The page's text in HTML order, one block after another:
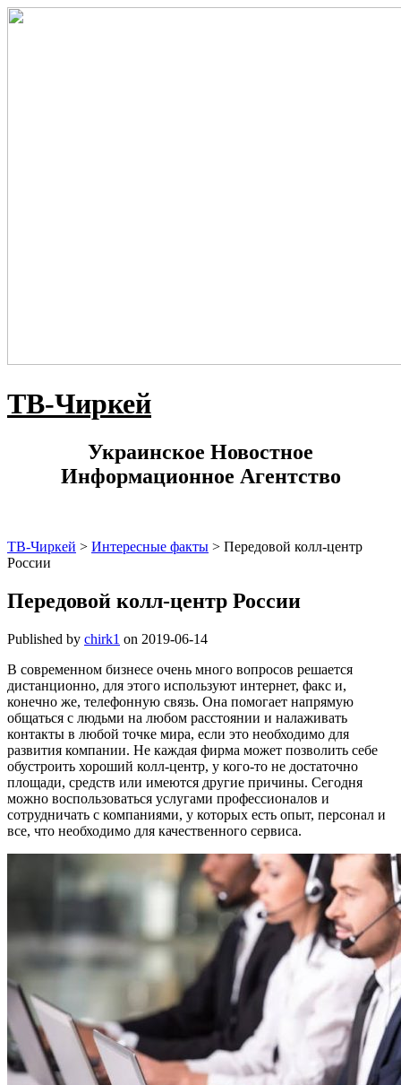
ТВ-Чиркей
Украинское Новостное
Информационное Агентство
ТВ-Чиркей > Интересные факты > Передовой колл-центр
России
Передовой колл-центр России
Published by chirk1 on 2019-06-14
В современном бизнесе очень много вопросов решается
дистанционно, для этого используют интернет, факс и,
конечно же, телефонную связь. Она помогает напрямую
общаться с людьми на любом расстоянии и налаживать
контакты в любой точке мира, если это необходимо для
развития компании. Не каждая фирма может позволить себе
обустроить хороший колл-центр, у кого-то не достаточно
площади, средств или имеются другие причины. Сегодня
можно воспользоваться услугами профессионалов и
сотрудничать с компаниями, у которых есть опыт, персонал и
все, что необходимо для качественного сервиса.